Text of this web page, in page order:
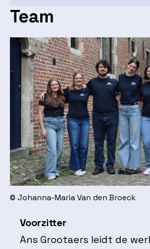
Team
© Johanna-Maria Van den Broeck
Voorzitter
Ans Grootaers leidt de